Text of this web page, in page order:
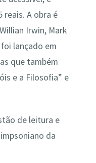
reais. A obra é
Irwin, Mark
foi lançado em
que também
e a Filosofia” e
de leitura e
da